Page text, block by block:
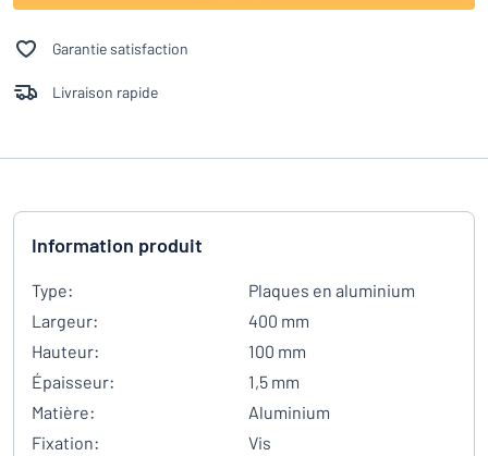
Garantie satisfaction
Livraison rapide
Information produit
Type:
Plaques en aluminium
Largeur:
400 mm
Hauteur:
100 mm
Épaisseur:
1,5 mm
Matière:
Aluminium
Fixation:
Vis